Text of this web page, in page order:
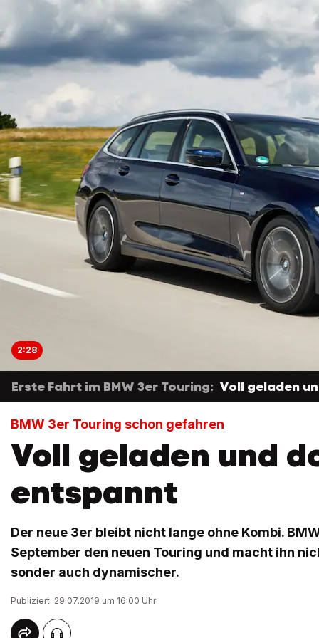
2:28
Erste Fahrt im BMW 3er Touring: Voll geladen
BMW 3er Touring schon gefahren
Voll geladen und
entspannt
Der neue 3er bleibt nicht lange ohne Kombi.
September den neuen Touring und macht ihn
sonder auch dynamischer.
Publiziert: 29.07.2019 um 16:00 Uhr